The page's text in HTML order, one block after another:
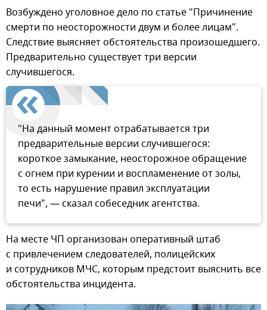
Возбуждено уголовное дело по статье "Причинение
смерти по неосторожности двум и более лицам".
Следствие выясняет обстоятельства произошедшего.
Предварительно существует три версии
случившегося.
"На данный момент отрабатывается три
предварительные версии случившегося:
короткое замыкание, неосторожное обращение
с огнем при курении и воспламенение от золы,
то есть нарушение правил эксплуатации
печи", — сказал собеседник агентства.
На месте ЧП организован оперативный штаб
с привлечением следователей, полицейских
и сотрудников МЧС, которым предстоит выяснить все
обстоятельства инцидента.